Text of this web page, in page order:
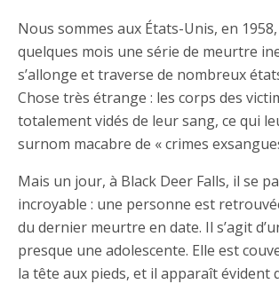
Nous sommes aux États-Unis, en
quelques mois une série de meurtre
s’allonge et traverse de nombreux
Chose très étrange : les corps des
totalement vidés de leur sang, ce qui
surnom macabre de « crimes
Mais un jour, à Black Deer Falls, il se
incroyable : une personne est
du dernier meurtre en date. Il s’agit
presque une adolescente. Elle est
la tête aux pieds, et il apparaît évident